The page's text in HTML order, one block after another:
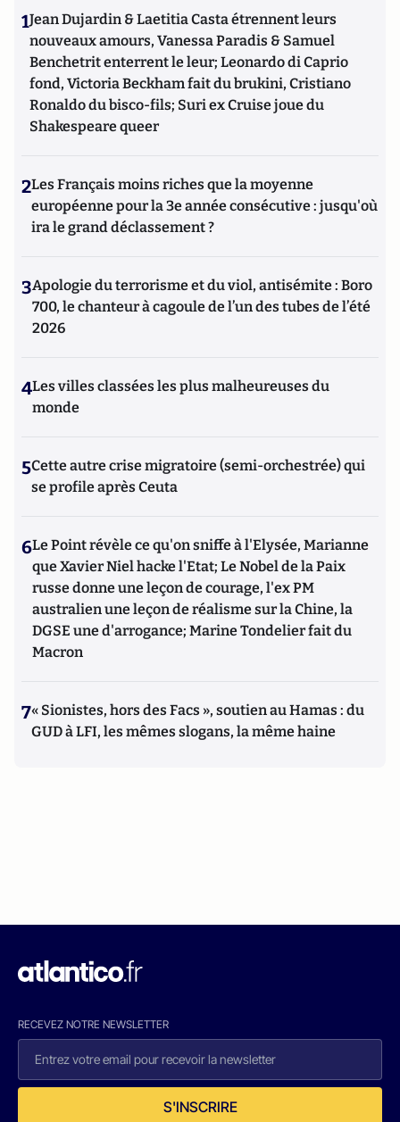
1Jean Dujardin & Laetitia Casta étrennent leurs
nouveaux amours, Vanessa Paradis & Samuel
Benchetrit enterrent le leur; Leonardo di Caprio
fond, Victoria Beckham fait du brukini, Cristiano
Ronaldo du bisco-fils; Suri ex Cruise joue du
Shakespeare queer
2Les Français moins riches que la moyenne
européenne pour la 3e année consécutive : jusqu'où
ira le grand déclassement ?
3Apologie du terrorisme et du viol, antisémite : Boro
700, le chanteur à cagoule de l’un des tubes de l’été
2026
4Les villes classées les plus malheureuses du
monde
5Cette autre crise migratoire (semi-orchestrée) qui
se profile après Ceuta
6Le Point révèle ce qu'on sniffe à l'Elysée, Marianne
que Xavier Niel hacke l'Etat; Le Nobel de la Paix
russe donne une leçon de courage, l'ex PM
australien une leçon de réalisme sur la Chine, la
DGSE une d'arrogance; Marine Tondelier fait du
Macron
7« Sionistes, hors des Facs », soutien au Hamas : du
GUD à LFI, les mêmes slogans, la même haine
RECEVEZ NOTRE NEWSLETTER
S'INSCRIRE